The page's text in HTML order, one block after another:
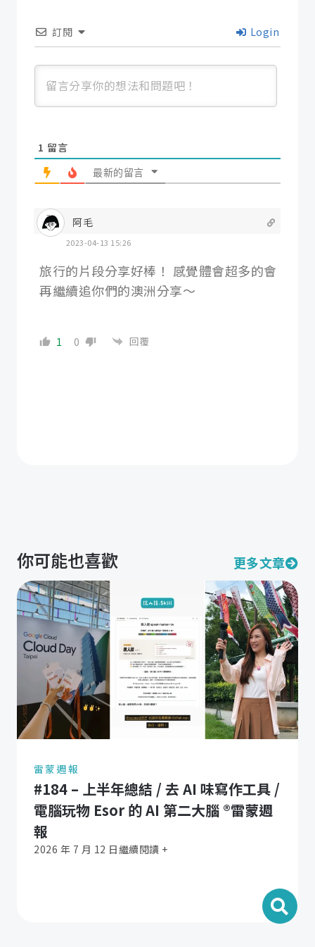
訂閱 Login
1 留言
最新的留言
阿毛
2023-04-13 15:26
旅行的片段分享好棒！ 感覺體會超多的會
再繼續追你們的澳洲分享～
1 0 回覆
你可能也喜歡 更多文章
雷蒙週報
#184 – 上半年總結 / 去 AI 味寫作工具 /
電腦玩物 Esor 的 AI 第二大腦 ®️雷蒙週
報
2026 年 7 月 12 日 繼續閱讀 +